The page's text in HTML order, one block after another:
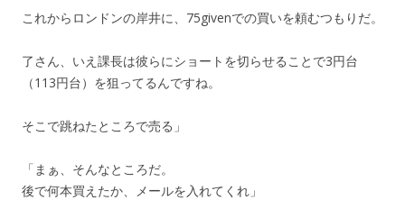
これからロンドンの岸井に、75givenでの買いを頼むつもりだ。
了さん、いえ課長は彼らにショートを切らせることで3円台
（113円台）を狙ってるんですね。
そこで跳ねたところで売る」
「まぁ、そんなところだ。
後で何本買えたか、メールを入れてくれ」